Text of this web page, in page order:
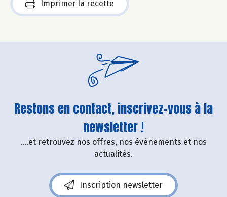
Imprimer la recette
Restons en contact, inscrivez-vous à la
newsletter !
....et retrouvez nos offres, nos événements et nos
actualités.
Inscription newsletter